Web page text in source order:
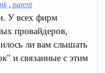
, parent
У всех фирм
провайдеров,
ли вам слышать
и связанные с этим